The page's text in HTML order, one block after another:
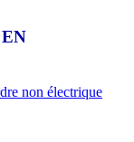
non électrique